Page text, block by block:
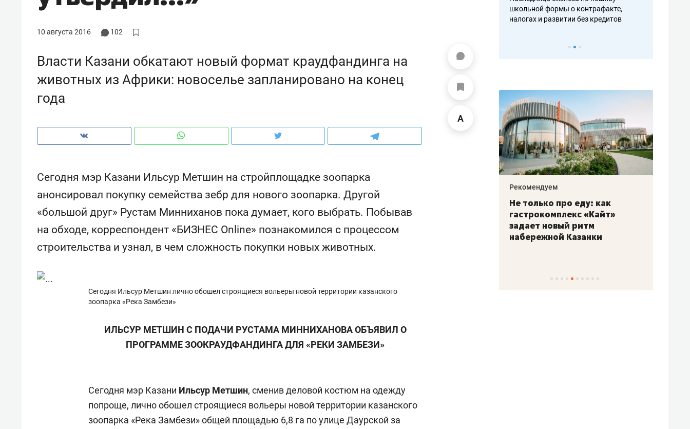
10 августа 2016 102
Власти Казани обкатают новый формат краудфандинга на
животных из Африки: новоселье запланировано на конец
года
Сегодня мэр Казани Ильсур Метшин на стройплощадке зоопарка
анонсировал покупку семейства зебр для нового зоопарка. Другой
«большой друг» Рустам Минниханов пока думает, кого выбрать. Побывав
на обходе, корреспондент «БИЗНЕС Online» познакомился с процессом
строительства и узнал, в чем сложность покупки новых животных.
Сегодня Ильсур Метшин лично обошел строящиеся вольеры новой территории казанского
зоопарка «Река Замбези»
ИЛЬСУР МЕТШИН С ПОДАЧИ РУСТАМА МИННИХАНОВА ОБЪЯВИЛ О
ПРОГРАММЕ ЗООКРАУДФАНДИНГА ДЛЯ «РЕКИ ЗАМБЕЗИ»
Сегодня мэр Казани Ильсур Метшин, сменив деловой костюм на одежду
попроще, лично обошел строящиеся вольеры новой территории казанского
зоопарка «Река Замбези» общей площадью 6,8 га по улице Даурской за
школьной формы о контрафакте,
налогах и развитии без кредитов
Опыт выживания в дикой
природе, работа
с ментальным и физическим
состоянием как основа
антихрупких команд
Мексика, рок-концерт
и вагон с чак-чаком: как
в Менделеевске прошла
«Гонка Героев»
«Прорывы случались каждые
30 метров»: как «Водоканал»
лечит подземные артерии
Казани
Рекомендуем
Не только про еду: как
гастрокомплекс «Кайт»
задает новый ритм
набережной Казанки